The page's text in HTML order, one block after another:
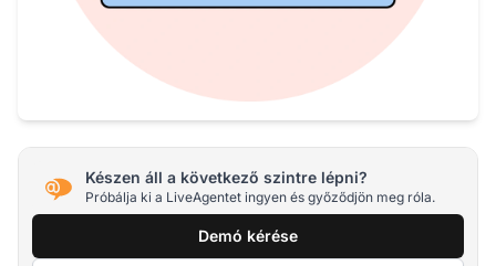
Készen áll a következő szintre lépni?
Próbálja ki a LiveAgentet ingyen és győződjön meg róla.
Demó kérése